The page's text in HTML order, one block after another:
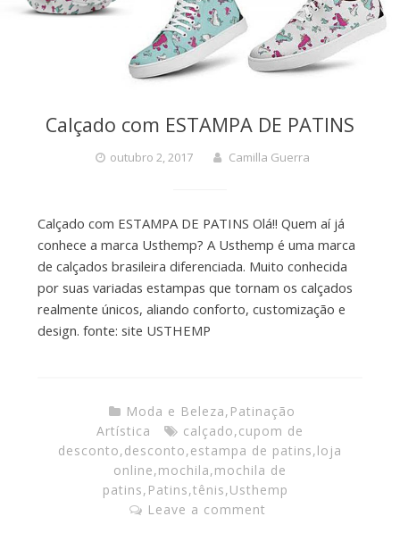
Calçado com ESTAMPA DE PATINS
outubro 2, 2017 Camilla Guerra
Calçado com ESTAMPA DE PATINS Olá!! Quem aí já
conhece a marca Usthemp? A Usthemp é uma marca
de calçados brasileira diferenciada. Muito conhecida
por suas variadas estampas que tornam os calçados
realmente únicos, aliando conforto, customização e
design. fonte: site USTHEMP
Moda e Beleza, Patinação
Artística
calçado,cupom de
desconto,desconto,estampa de patins,loja
online,mochila,mochila de
patins, Patins,tênis,Usthemp
Leave a comment